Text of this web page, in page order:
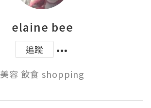
elaine bee
追蹤
美容 飲食 shopping